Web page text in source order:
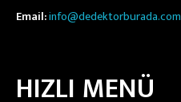
Email:info@dedektorburada.com
HIZLI MENÜ